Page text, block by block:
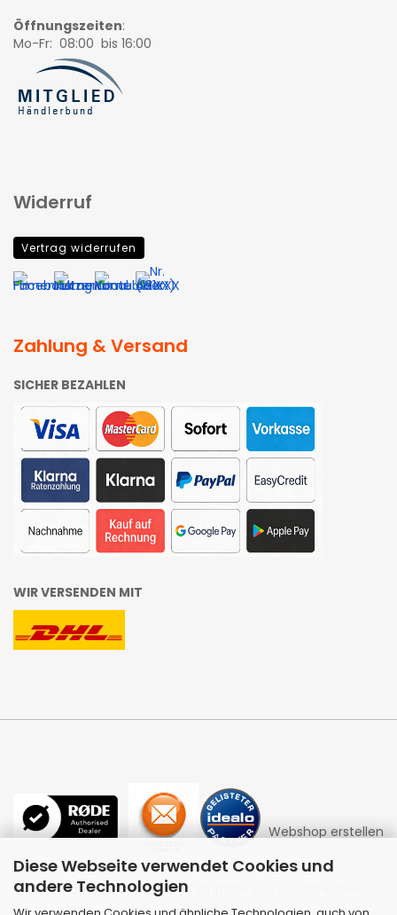
Diese Webseite verwendet Cookies und
andere Technologien
Öffnungszeiten:
Mo-Fr: 08:00 bis 16:00
Widerruf
Vertrag widerrufen
Zahlung & Versand
SICHER BEZAHLEN
WIR VERSENDEN MIT
Webshop erstellen
mit Gambio.de © 2026 | Template von